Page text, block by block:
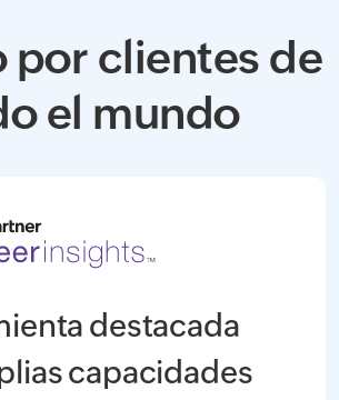
por clientes de
el mundo
destacada
capacidades